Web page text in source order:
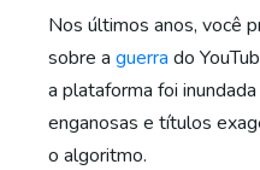
Nos últimos anos, você
sobre a guerra do
a plataforma foi
enganosas e títulos
o algoritmo.